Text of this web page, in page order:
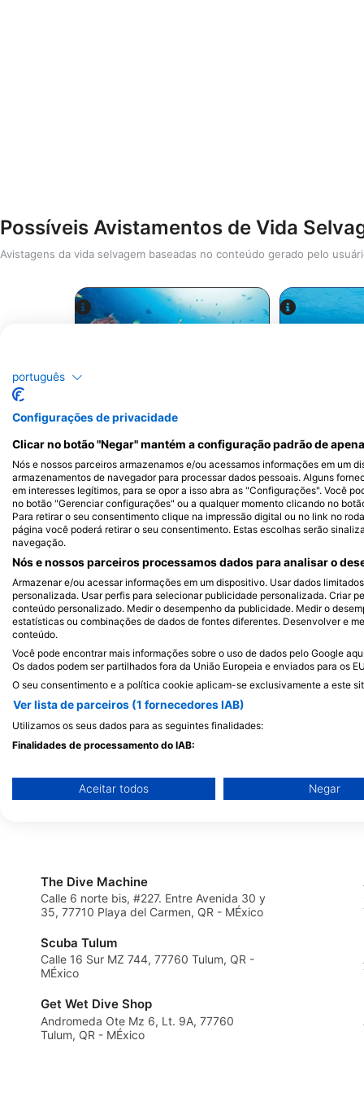
Possíveis Avistamentos de Vida
Avistagens da vida selvagem baseadas no conteúdo gerado pelo
Moréia
1.1kAvistamentos 310
Centros de Mergulho que atendem a
AV 10 #211 ENTRE CALLE 10 Y 12, 77710
PLAYA DEL CARMEN, QR - MÉxico
Avenida 40, calle
77720 Playa del
The Dive Machine
Calle 6 norte bis, #227. Entre Avenida 30 y
35, 77710 Playa del Carmen, QR - MÉxico
Scuba Tulum
Calle 16 Sur MZ 744, 77760 Tulum, QR -
MÉxico
Get Wet Dive Shop
Andromeda Ote Mz 6, Lt. 9A, 77760
Tulum, QR - MÉxico
português
Configurações de privacidade
Clicar no botão "Negar" mantém a configuração padrão de
Nós e nossos parceiros armazenamos e/ou acessamos informações em um
armazenamentos de navegador para processar dados pessoais. Alguns
em interesses legítimos, para se opor a isso abra as "Configurações". Você
no botão "Gerenciar configurações" ou a qualquer momento clicando no
Para retirar o seu consentimento clique na impressão digital ou no link no
página você poderá retirar o seu consentimento. Estas escolhas serão
navegação.
Nós e nossos parceiros processamos dados para analisar o
Armazenar e/ou acessar informações em um dispositivo. Usar dados
personalizada. Usar perfis para selecionar publicidade personalizada. Criar
conteúdo personalizado. Medir o desempenho da publicidade. Medir o
estatísticas ou combinações de dados de fontes diferentes. Desenvolver e
conteúdo.
Você pode encontrar mais informações sobre o uso de dados pelo Google
Os dados podem ser partilhados fora da União Europeia e enviados para os
O seu consentimento e a política cookie aplicam-se exclusivamente a este
Ver lista de parceiros (1 fornecedores IAB)
Utilizamos os seus dados para as seguintes finalidades:
Finalidades de processamento do IAB:
Usar dados limitados para selecionar publicidade
Criar perfis para personalizar conteúdo
Usar perfis para selecionar conteúdo personalizado
Medir o desempenho da publicidade
Medir o desempenho do conteúdo
Entender o público por meio de estatísticas ou combinações
Aceitar todos Negar